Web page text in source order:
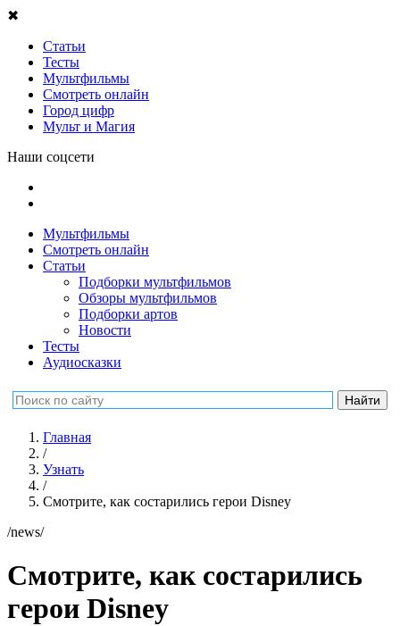
✖
Статьи
Тесты
Мультфильмы
Смотреть онлайн
Город цифр
Мульт и Магия
Наши соцсети
Мультфильмы
Смотреть онлайн
Статьи
Подборки мультфильмов
Обзоры мультфильмов
Подборки артов
Новости
Тесты
Аудиосказки
Главная
/
Узнать
/
Смотрите, как состарились герои Disney
/news/
Смотрите, как состарились
герои Disney